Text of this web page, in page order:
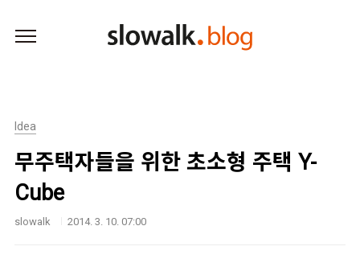
Idea
무주택자들을 위한 초소형 주택 Y-
Cube
slowalk 2014. 3. 10. 07:00